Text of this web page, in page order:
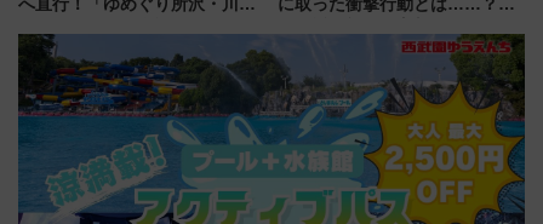
へ直行！「ゆめぐり所沢・川越
軽に 運行ダイヤ・運賃を解説
に取った衝撃行動とは……？
で極上の夏祭り鉄道旅を放送